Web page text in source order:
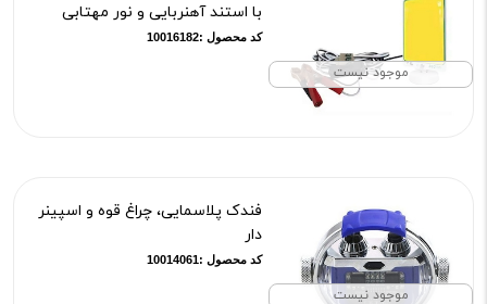
موجود نیست
با استند آهنربایی و نور مهتابی
کد محصول :10016182
موجود نیست
فندک پلاسمایی، چراغ قوه و اسپینر
دار
کد محصول :10014061